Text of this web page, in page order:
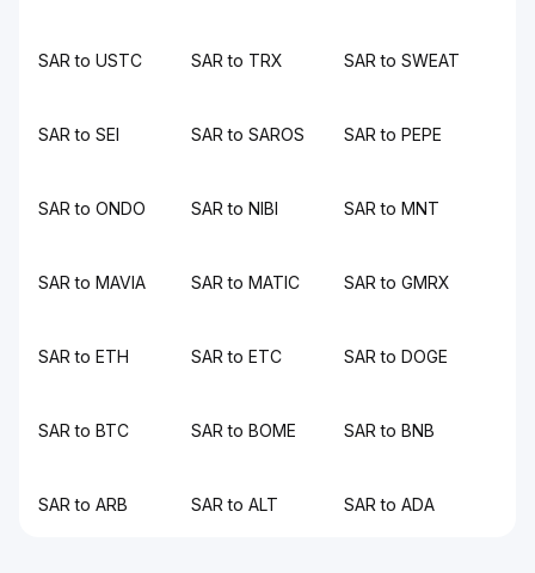
SAR to USTC SAR to TRX SAR to SWEAT
SAR to SEI SAR to SAROS SAR to PEPE
SAR to ONDO SAR to NIBI SAR to MNT
SAR to MAVIA SAR to MATIC SAR to GMRX
SAR to ETH SAR to ETC SAR to DOGE
SAR to BTC SAR to BOME SAR to BNB
SAR to ARB SAR to ALT SAR to ADA